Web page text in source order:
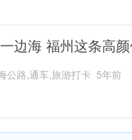
边海 福州这条高
公路,通车,旅游打卡 5年前